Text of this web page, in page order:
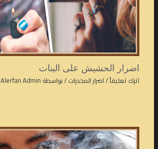
اضرار الحشيش على البنات
اترك تعليقاً/اضرار المخدرات/ بواسطة Alerfan Admin